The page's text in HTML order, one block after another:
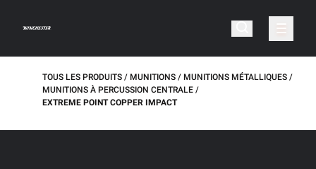
TOUS LES PRODUITS MUNITIONS
MUNITIONS MÉTALLIQUES
MUNITIONS À PERCUSSION CENTRALE
EXTREME POINT COPPER IMPACT